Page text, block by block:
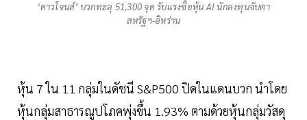
‘ดาวโจนส์’ บวกทะลุ 51,300 จุด รับแรงซื้อหุ้น AI นักลงทุนจับตา
สหรัฐฯ-อิหร่าน
หุ้น 7 ใน 11 กลุ่มในดัชนี S&P500 ปิดในแดนบวก นำโดย
หุ้นกลุ่มสาธารณูปโภคพุ่งขึ้น 1.93% ตามด้วยหุ้นกลุ่มวัสดุ